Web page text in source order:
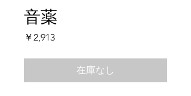
音薬
￥2,913価
在庫なし